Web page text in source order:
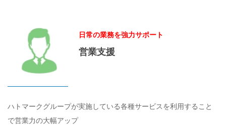
日常の業務を強力サポート
営業支援
ハトマークグループが実施している各種サービスを利用すること
で営業力の大幅アップ